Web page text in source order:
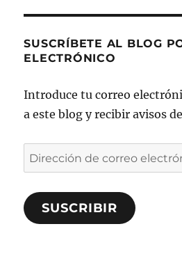
SUSCRÍBETE AL BLOG
ELECTRÓNICO
Introduce tu correo
a este blog y recibir avisos
Dirección
de
correo
electrónico
SUSCRIBIR